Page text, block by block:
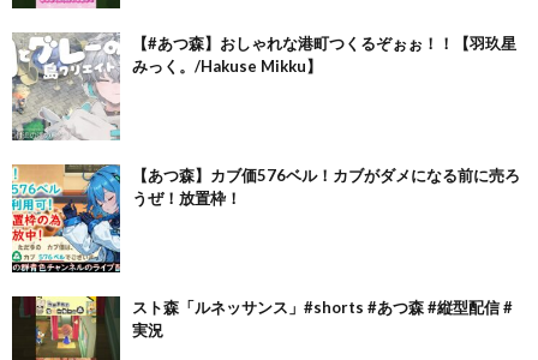
【#あつ森】おしゃれな港町つくるぞぉぉ！！【羽玖星
みっく。/Hakuse Mikku】
【あつ森】カブ価576ベル！カブがダメになる前に売ろ
うぜ！放置枠！
スト森「ルネッサンス」#shorts #あつ森 #縦型配信 #
実況